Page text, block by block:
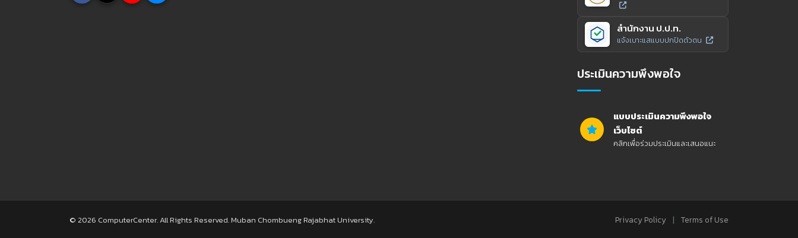
สำนักงาน ป.ป.ท.
แจ้งเบาะแสแบบปกปิดตัวตน
ประเมินความพึงพอใจ
แบบประเมินความพึงพอใจ
เว็บไซต์
คลิกเพื่อร่วมประเมินและเสนอแนะ
© 2026 ComputerCenter. All Rights Reserved. Muban Chombueng Rajabhat University. Privacy Policy | Terms of Use